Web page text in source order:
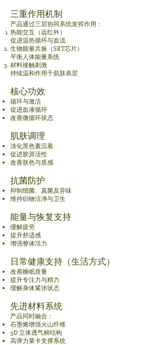
三重作用机制
产品通过三层协同系统发挥作用：
热能交互（远红外）
促进温热循环与血流
生物能量共振（SRT芯片）
平衡人体能量系统
材料接触刺激
持续温和作用于肌肤表层
核心功效
循环与激活
促进血液循环
改善微循环状态
肌肤调理
淡化黑色素沉着
促进胶原活性
改善肤色与质感
抗菌防护
抑制细菌、真菌及异味
维持织物洁净与卫生
能量与恢复支持
缓解疲劳
提升舒适感
增强整体活力
日常健康支持（生活方式）
改善睡眠质量
提升专注力与精力
缓解身体紧张状态
先进材料系统
产品同时融合：
石墨烯增强火山纤维
3D 立体透气棉结构
高弹力莱卡支撑系统